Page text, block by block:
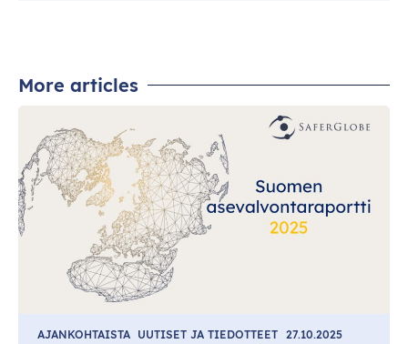
More articles
AJANKOHTAISTA UUTISET JA TIEDOTTEET 27.10.2025